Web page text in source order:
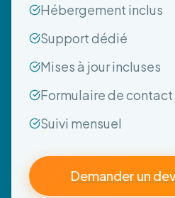
Hébergement inclus
Support dédié
Mises à jour incluses
Formulaire de contact
Suivi mensuel
Demander un